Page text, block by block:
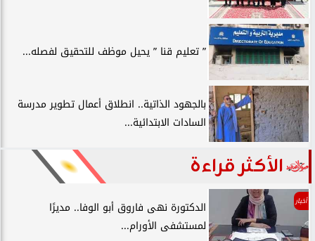
” تعليم قنا ” يحيل موظف للتحقيق لفصله...
بالجهود الذاتية.. انطلاق أعمال تطوير مدرسة
السادات الابتدائية...
الأكثر قراءة
أخبار
الدكتورة نهى فاروق أبو الوفا.. مديرًا
لمستشفى الأورام...